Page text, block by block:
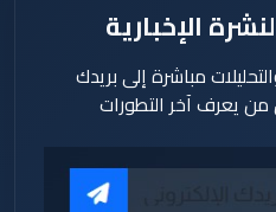
الإخبارية
مباشرة إلى بريدك
من يعرف آخر التطورات